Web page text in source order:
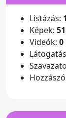
Listázás:
Képek:
Videók: 0